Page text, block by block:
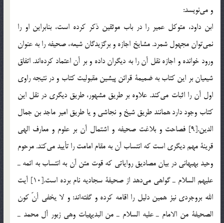
و مي‌نويسد:
ابن داود، متوكل عمير را در باب موثقين ذكر كرده است، بنابراين او را
نمي‌توان مجهول شمرد. مشايخ اجازه و برگزيدگان شيعه، صحيفه را به عنوان
ورود خوانده و اجازه نقل آن را به ديگران داده و بر آن اعتماد كرده‌اند. اتفاق
شيعيان بر اين كتاب به ضميمة قرائن پيشين مقبوليت كتاب و در نتيجه راوي
اول آن را اثبات مي‌كند. علاوه بر طريق مشهور، طريق ديگري در نقل اين
كتاب وجود دارد همانند طريق شيخ و نجاشي و يا طريق امير ماجد بن جمال
الدين.[9] فصاحت و بلاغت صحيفه و اشتمال آن بر علوم و معارف الهي
قرينة مهم ديگري است كه انتساب آن به مقام امامت را تأييد مي‌كند. مرحوم
وحيد بهبهاني در بيان مصاديق رواياتي كه قوت متن آن به انتساب به ائمه ـ
عليهم السلام ـ گواهي مي‌دهد از صحيفة سجاديه نام برده است.[10] آيت
الله بروجردي نيز همين دليل را اقامه كرده و گفته‌اند: و لا يخفي أنّ كون
الصحيفة من الامام ـ عليه السلام ـ من البديهيات وهي زبور آل محمد ـ